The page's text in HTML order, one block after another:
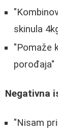
skinula
"Pomaže
porođaja"
Negativna
"Nisam